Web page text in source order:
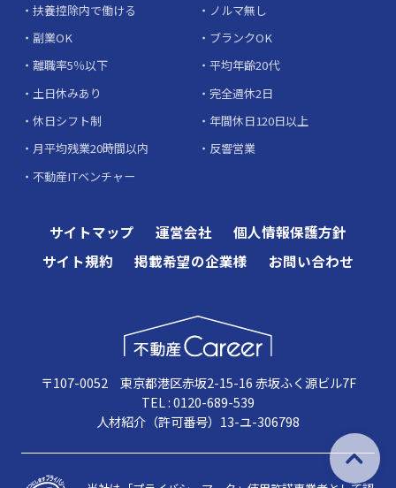
扶養控除内で働ける
ノルマ無し
副業OK
ブランクOK
離職率5％以下
平均年齢20代
土日休みあり
完全週休2日
休日シフト制
年間休日120日以上
月平均残業20時間以内
反響営業
不動産ITベンチャー
サイトマップ 運営会社
個人情報保護方針
サイト規約
掲載希望の企業様 お問い合わせ
〒107-0052 東京都港区赤坂2-15-16 赤坂ふく源ビル7F
TEL : 0120-689-539
人材紹介（許可番号）13-ユ-306798